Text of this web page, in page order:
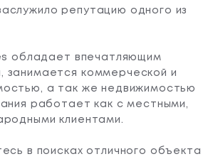
репутацию одного из
обладает впечатляющим
занимается коммерческой и
а так же недвижимостью
работает как с местными,
клиентами.
в поисках отличного объекта